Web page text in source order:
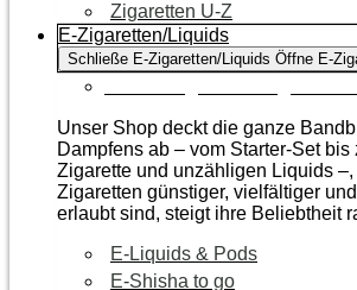
Zigaretten U-Z
E-Zigaretten/Liquids
Schließe E-Zigaretten/Liquids Öffne E-
Unser Shop deckt die ganze
Dampfens ab – vom Starter-Set
Zigarette und unzähligen Liquids
Zigaretten günstiger, vielfältiger
erlaubt sind, steigt ihre Beliebtheit
E-Liquids & Pods
E-Shisha to go